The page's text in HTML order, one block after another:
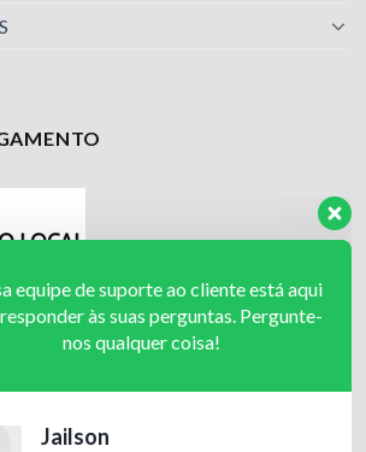
equipe de suporte ao cliente está aqui
responder às suas perguntas. Pergunte-
nos qualquer coisa!
Jailson
Available
Luciana